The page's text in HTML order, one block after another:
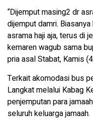
“Dijemput masing2 dr
dijemput damri.
asrama haji aja, terus di
kemaren wagub sama
pria asal Stabat, Kamis
Terkait akomodasi bus
Langkat melalui Kabag
penjemputan para
seluruh keluarga jamaah.